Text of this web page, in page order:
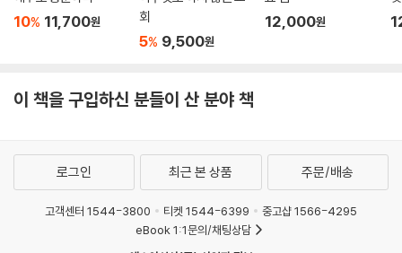
10% 11,700원
회
5% 9,500원
12,000원
이 책을 구입하신 분들이 산 분야 책
로그인 최근 본 상품 주문/배송
고객센터 1544-3800 티켓 1544-6399
중고샵 1566-4295
eBook 1:1문의/채팅상담